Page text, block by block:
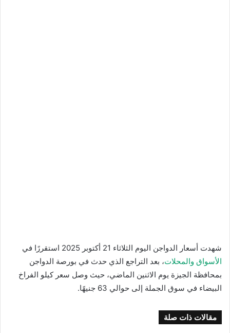
شهدت أسعار الدواجن اليوم الثلاثاء 21 أكتوبر 2025 استقررًا في
الأسواق والمحلات، بعد التراجع الذي حدث في بورصة الدواجن
بمحافظة الجيزة يوم الاثنين الماضي، حيث وصل سعر كيلو الفراخ
البيضاء في سوق الجملة إلى حوالي 63 جنيهًا.
مقالات ذات صلة